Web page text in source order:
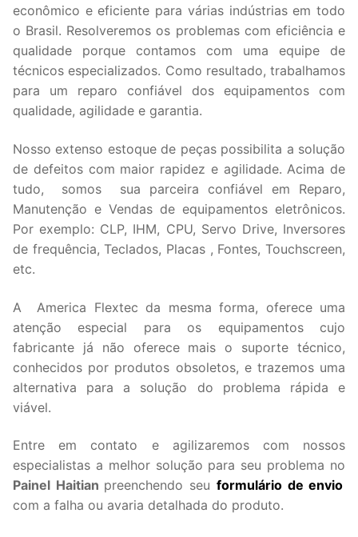
econômico e eficiente para várias indústrias em todo
o Brasil. Resolveremos os problemas com eficiência e
qualidade porque contamos com uma equipe de
técnicos especializados. Como resultado, trabalhamos
para um reparo confiável dos equipamentos com
qualidade, agilidade e garantia.
Nosso extenso estoque de peças possibilita a solução
de defeitos com maior rapidez e agilidade. Acima de
tudo, somos sua parceira confiável em Reparo,
Manutenção e Vendas de equipamentos eletrônicos.
Por exemplo: CLP, IHM, CPU, Servo Drive, Inversores
de frequência, Teclados, Placas , Fontes, Touchscreen,
etc.
A America Flextec da mesma forma, oferece uma
atenção especial para os equipamentos cujo
fabricante já não oferece mais o suporte técnico,
conhecidos por produtos obsoletos, e trazemos uma
alternativa para a solução do problema rápida e
viável.
Entre em contato e agilizaremos com nossos
especialistas a melhor solução para seu problema no
Painel Haitian preenchendo seu formulário de envio
com a falha ou avaria detalhada do produto.